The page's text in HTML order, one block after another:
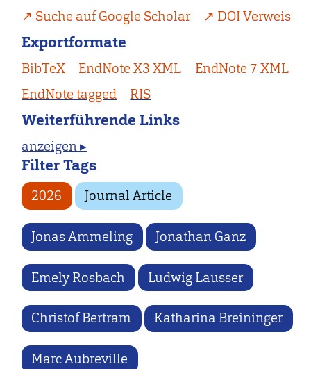
Suche auf Google Scholar
DOI Verweis
Exportformate
BibTeX EndNote X3 XML
EndNote 7 XML
EndNote tagged
RIS
Weiterführende Links
anzeigen ▸
Filter Tags
2026 Journal Article
Jonas Ammeling Jonathan Ganz
Emely Rosbach Ludwig Lausser
Christof Bertram Katharina Breininger
Marc Aubreville